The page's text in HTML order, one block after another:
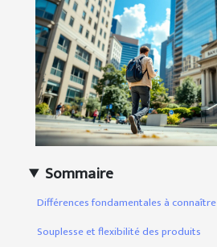
Sommaire
Différences fondamentales à connaître
Souplesse et flexibilité des produits